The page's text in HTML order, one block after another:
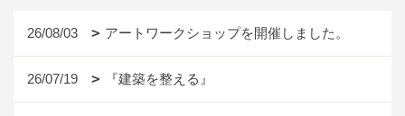
26/08/03 アートワークショップを開催しました。
26/07/19 『建築を整える』